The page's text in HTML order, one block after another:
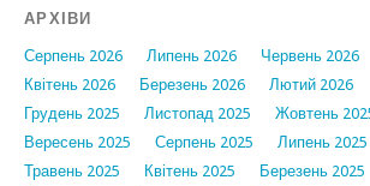
АРХІВИ
Серпень 2026 Липень 2026 Червень 2026
Квітень 2026
Березень 2026 Лютий 2026
Грудень 2025
Листопад 2025
Жовтень
Вересень 2025
Серпень 2025 Липень 2025
Травень 2025
Квітень 2025 Березень 2025